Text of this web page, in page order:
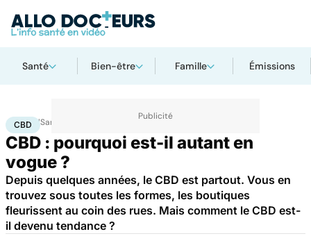
Santé Bien-être Famille Émissions
AccueilSanté
CBD
CBD : pourquoi est-il autant en
vogue ?
Depuis quelques années, le CBD est partout. Vous en
trouvez sous toutes les formes, les boutiques
fleurissent au coin des rues. Mais comment le CBD est-
il devenu tendance ?